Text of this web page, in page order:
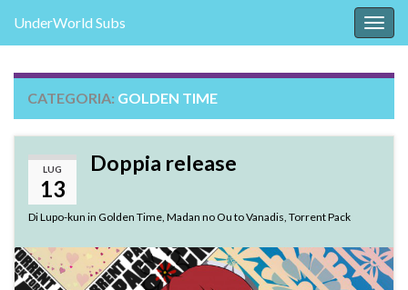
la
UnderWorld Subs
CATEGORIA: GOLDEN TIME
LUG
13
Doppia release
DiLupo-kun in Golden Time, Madan no Ou to Vanadis, Torrent Pack